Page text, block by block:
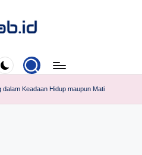
Keadaan Hidup maupun Mati